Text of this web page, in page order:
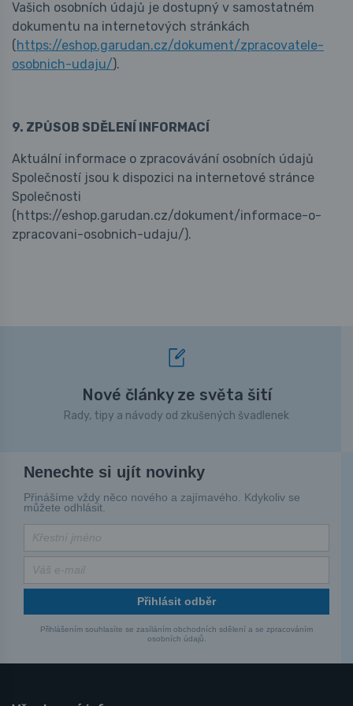
Vašich osobních údajů je dostupný v samostatném
dokumentu na internetových stránkách
( https://eshop.garudan.cz/dokument/zpracovatele-
osobnich-udaju/).
9. ZPŮSOB SDĚLENÍ INFORMACÍ
Aktuální informace o zpracovávání osobních údajů
Společností jsou k dispozici na internetové stránce
Společnosti
(https://eshop.garudan.cz/dokument/informace-o-
zpracovani-osobnich-udaju/).
Nové články ze světa šití
Rady, tipy a návody od zkušených švadlenek
Nenechte si ujít novinky
Přinášíme vždy něco nového a zajímavého. Kdykoliv se
můžete odhlásit.
Přihlásit odběr
Přihlášením souhlasíte se zasíláním obchodních sdělení a se zpracováním
osobních údajů.